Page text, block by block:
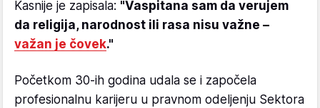
Kasnije je zapisala: "Vaspitana sam da verujem
da religija, narodnost ili rasa nisu važne –
važan je čovek."
Početkom 30-ih godina udala se i započela
profesionalnu karijeru u pravnom odeljenju Sektora